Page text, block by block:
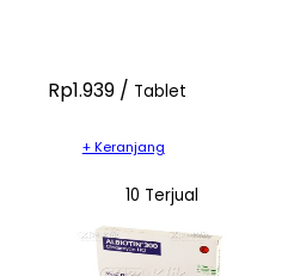
Rp1.939 / Tablet
+ Keranjang
10 Terjual